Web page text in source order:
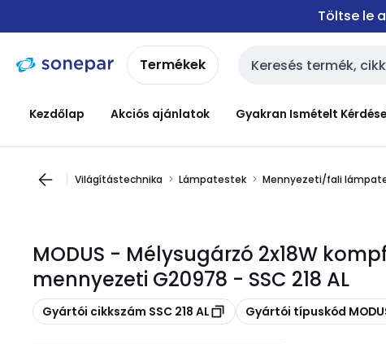
navigációhoztartalomra
Töltse le
Termékek Keresési bemenet
Kezdőlap Akciós ajánlatok Gyakran Ismételt
Világítástechnika Lámpatestek Mennyezeti/fali
MODUS - Mélysugárzó 2x18W
mennyezeti G20978 - SSC 218 AL
Másolás
Gyártói cikkszám SSC 218 AL Másolás
Gyártói típuskód